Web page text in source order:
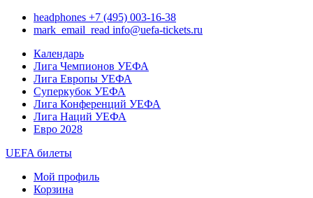
headphones +7 (495) 003-16-38
mark_email_read info@uefa-tickets.ru
Календарь
Лига Чемпионов УЕФА
Лига Европы УЕФА
Суперкубок УЕФА
Лига Конференций УЕФА
Лига Наций УЕФА
Евро 2028
UEFA билеты
Мой профиль
Корзина